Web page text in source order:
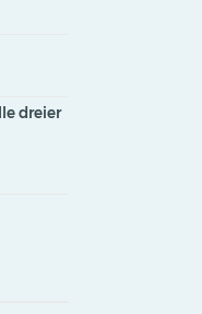
dreier